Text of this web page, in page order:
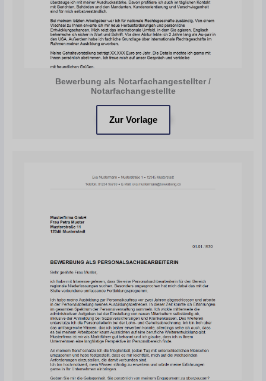
Bewerbung als Notarfachangestellter /
Notarfachangestellte
Zur Vorlage